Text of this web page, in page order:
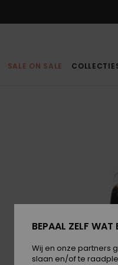
SALE ON SALE
BEPAAL ZELF WAT
Wij en onze partners
slaan en/of te